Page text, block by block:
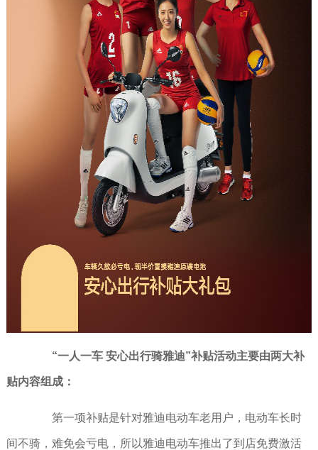
“一人一车 安心出行骑雅迪”补贴活动主要由两大补
贴内容组成：
第一项补贴是针对雅迪电动车老用户，电动车长时
间不骑，难免会亏电，所以雅迪电动车推出了到店免费激活